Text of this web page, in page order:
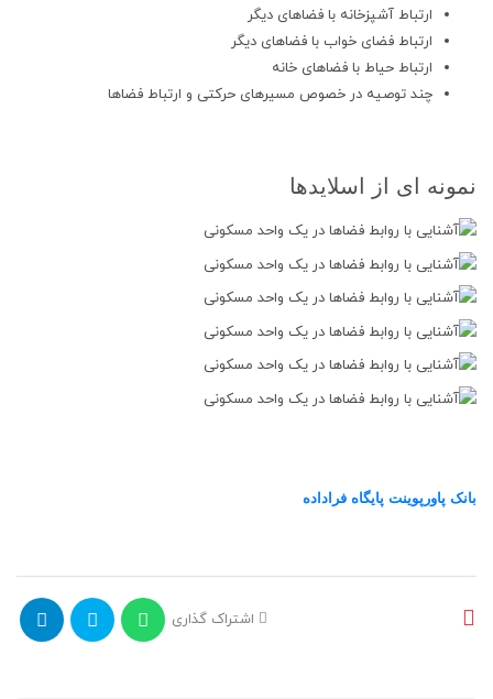
ارتباط آشپزخانه با فضاهای دیگر
ارتباط فضای خواب با فضاهای دیگر
ارتباط حیاط با فضاهای خانه
چند توصیه در خصوص مسیرهای حرکتی و ارتباط فضاها
نمونه ای از اسلایدها
بانک پاورپوینت پایگاه فراداده
اشتراک گذاری